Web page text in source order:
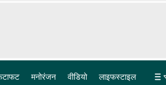
मनोरंजन वीडियो लाइफस्टाइल